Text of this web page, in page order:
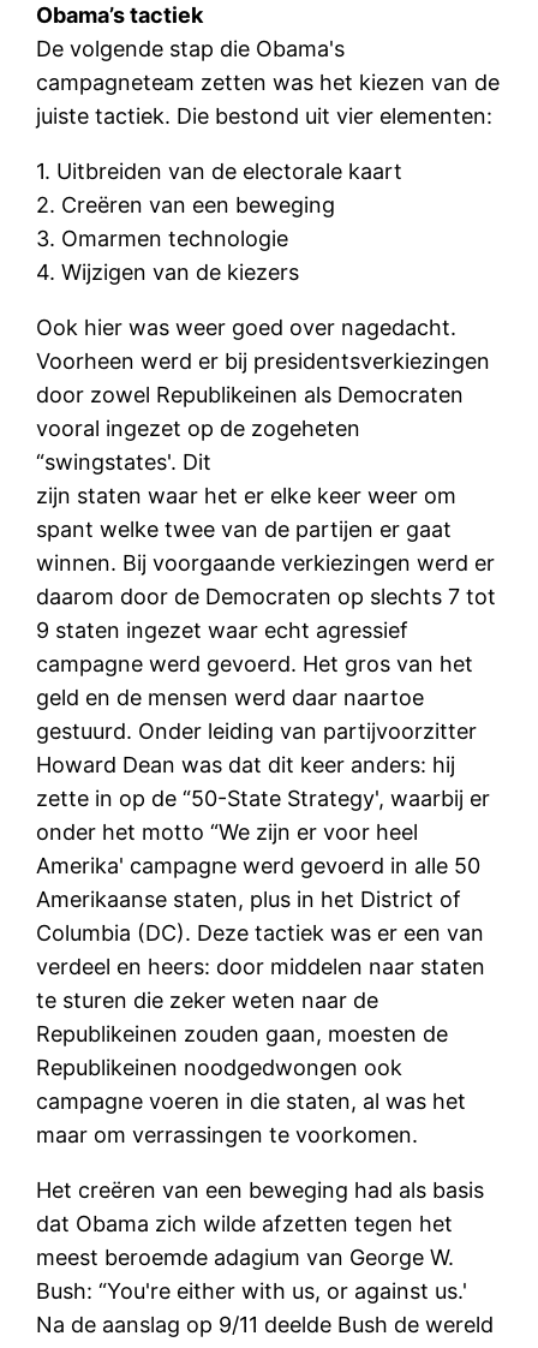
Obama’s tactiek
De volgende stap die Obama's
campagneteam zetten was het kiezen van de
juiste tactiek. Die bestond uit vier elementen:
1. Uitbreiden van de electorale kaart
2. Creëren van een beweging
3. Omarmen technologie
4. Wijzigen van de kiezers
Ook hier was weer goed over nagedacht.
Voorheen werd er bij presidentsverkiezingen
door zowel Republikeinen als Democraten
vooral ingezet op de zogeheten
“swingstates'. Dit
zijn staten waar het er elke keer weer om
spant welke twee van de partijen er gaat
winnen. Bij voorgaande verkiezingen werd er
daarom door de Democraten op slechts 7 tot
9 staten ingezet waar echt agressief
campagne werd gevoerd. Het gros van het
geld en de mensen werd daar naartoe
gestuurd. Onder leiding van partijvoorzitter
Howard Dean was dat dit keer anders: hij
zette in op de “50-State Strategy', waarbij er
onder het motto “We zijn er voor heel
Amerika' campagne werd gevoerd in alle 50
Amerikaanse staten, plus in het District of
Columbia (DC). Deze tactiek was er een van
verdeel en heers: door middelen naar staten
te sturen die zeker weten naar de
Republikeinen zouden gaan, moesten de
Republikeinen noodgedwongen ook
campagne voeren in die staten, al was het
maar om verrassingen te voorkomen.
Het creëren van een beweging had als basis
dat Obama zich wilde afzetten tegen het
meest beroemde adagium van George W.
Bush: “You're either with us, or against us.'
Na de aanslag op 9/11 deelde Bush de wereld